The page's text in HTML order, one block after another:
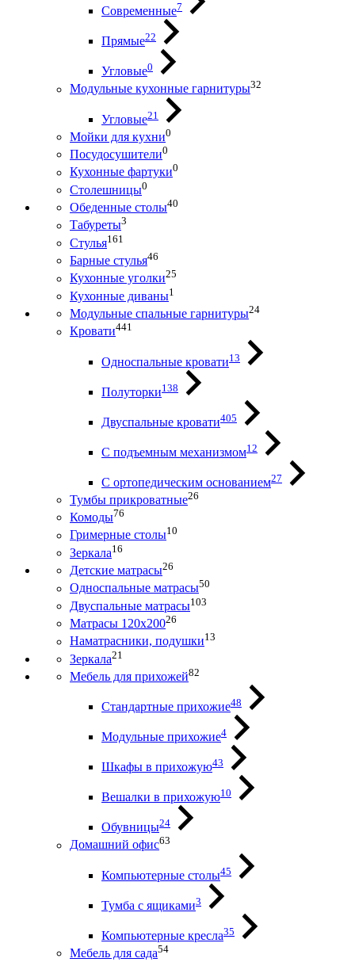
Современные7
Прямые22
Угловые0
Модульные кухонные гарнитуры32
Угловые21
Мойки для кухни0
Посудосушители0
Кухонные фартуки0
Столешницы0
Обеденные столы40
Табуреты3
Стулья161
Барные стулья46
Кухонные уголки25
Кухонные диваны1
Модульные спальные гарнитуры24
Кровати441
Односпальные кровати13
Полуторки138
Двуспальные кровати405
С подъемным механизмом12
С ортопедическим основанием27
Тумбы прикроватные26
Комоды76
Гримерные столы10
Зеркала16
Детские матрасы26
Односпальные матрасы50
Двуспальные матрасы103
Матрасы 120х20026
Наматрасники, подушки13
Зеркала21
Мебель для прихожей82
Стандартные прихожие48
Модульные прихожие4
Шкафы в прихожую43
Вешалки в прихожую10
Обувницы24
Домашний офис63
Компьютерные столы45
Тумба с ящиками3
Компьютерные кресла35
Мебель для сада54